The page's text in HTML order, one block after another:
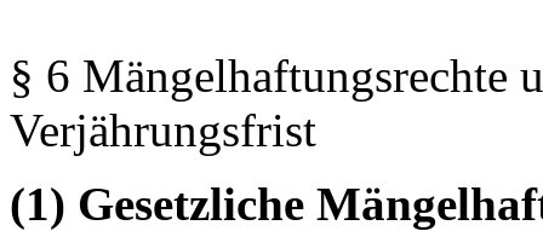
§ 6 Mängelhaftungsrechte
Verjährungsfrist
(1) Gesetzliche